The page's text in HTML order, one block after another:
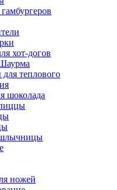
хот-догов
теплового
шоколада
ножей